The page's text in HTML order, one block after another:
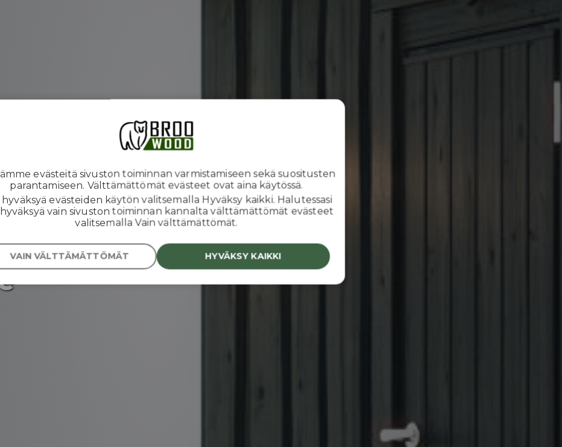
evästeitä sivuston toiminnan varmistamiseen sekä suositusten
parantamiseen. Välttämättömät evästeet ovat aina käytössä.
hyväksyä evästeiden käytön valitsemalla Hyväksy kaikki. Halutessasi
vain sivuston toiminnan kannalta välttämättömät evästeet
valitsemalla Vain välttämättömät.
VAIN VÄLTTÄMÄTTÖMÄT HYVÄKSY KAIKKI